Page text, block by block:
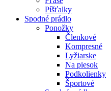
Píšťalky
Spodné prádlo
Ponožky
Členkové
Kompresné
Lyžiarske
Na piesok
Podkolienky
Športové